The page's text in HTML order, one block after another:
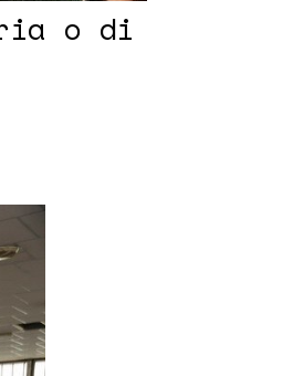
o di